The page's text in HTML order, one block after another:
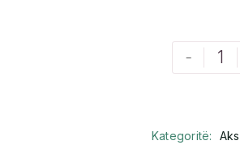
-
Kategoritë: